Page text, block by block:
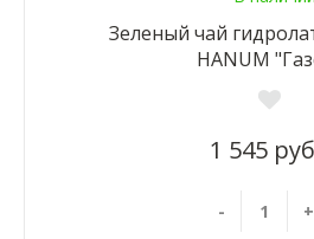
Зеленый чай
HANUM
1 545
- +